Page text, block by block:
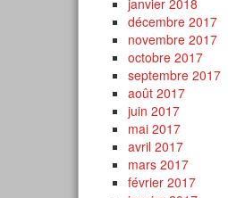
janvier 2018
décembre 2017
novembre 2017
octobre 2017
septembre 2017
août 2017
juin 2017
mai 2017
avril 2017
mars 2017
février 2017